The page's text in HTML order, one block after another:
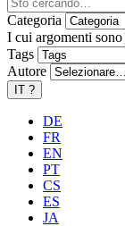
Categoria
I cui argomenti sono
Tags
Autore
IT ?
DE
FR
EN
PT
CS
ES
JA